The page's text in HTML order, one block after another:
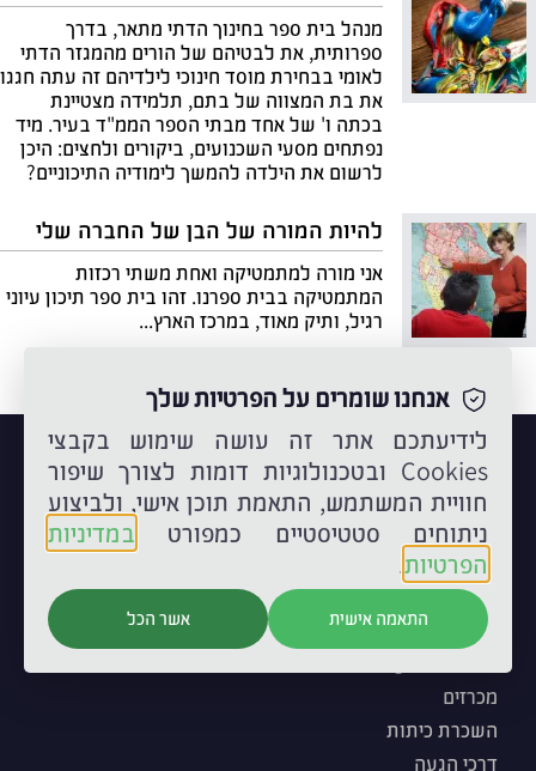
מנהל בית ספר בחינוך הדתי מתאר, בדרך
ספרותית, את לבטיהם של הורים מהמגזר הדתי
לאומי בבחירת מוסד חינוכי לילדיהם זה עתה חגגו
את בת המצווה של בתם, תלמידה מצטיינת
בכתה ו' של אחד מבתי הספר הממ"ד בעיר. מיד
נפתחים מסעי השכנועים, ביקורים ולחצים: היכן
לרשום את הילדה להמשך לימודיה התיכוניים?
להיות המורה של הבן של החברה שלי
אני מורה למתמטיקה ואחת משתי רכזות
המתמטיקה בבית ספרנו. זהו בית ספר תיכון עיוני
רגיל, ותיק מאוד, במרכז הארץ...
צור קשר
03-6902323
מכרזים
השכרת כיתות
דרכי הגעה
אנחנו שומרים על הפרטיות שלך
לידיעתכם אתר זה עושה שימוש בקבצי
Cookies ובטכנולוגיות דומות לצורך שיפור
חוויית המשתמש, התאמת תוכן אישי, ולביצוע
ניתוחים סטטיסטיים כמפורט במדיניות
הפרטיות.
אשר הכל התאמה אישית